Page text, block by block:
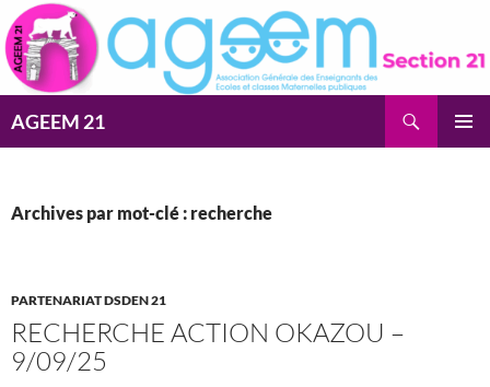
Aller
au
contenu
AGEEM 21
Archives par mot-clé : recherche
PARTENARIAT DSDEN 21
RECHERCHE ACTION OKAZOU –
9/09/25